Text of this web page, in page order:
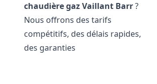
chaudière gaz Vaillant Barr?
Nous offrons des tarifs
compétitifs, des délais rapides,
des garanties